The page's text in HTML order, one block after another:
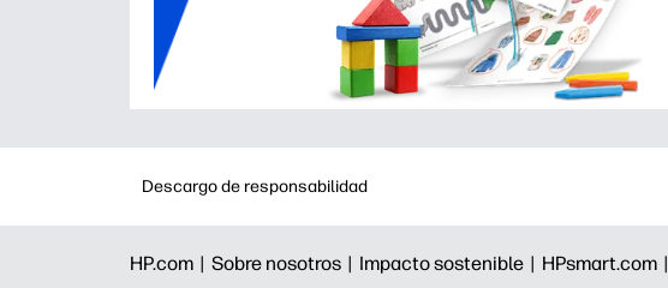
Descargo de responsabilidad
HP.com | Sobre nosotros | Impacto sostenible | HPsmart.com |